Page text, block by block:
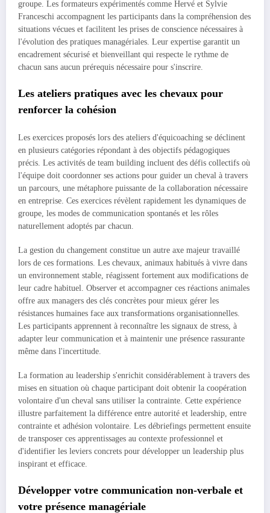
groupe. Les formateurs expérimentés comme Hervé et Sylvie
Franceschi accompagnent les participants dans la compréhension des
situations vécues et facilitent les prises de conscience nécessaires à
l'évolution des pratiques managériales. Leur expertise garantit un
encadrement sécurisé et bienveillant qui respecte le rythme de
chacun sans aucun prérequis nécessaire pour s'inscrire.
Les ateliers pratiques avec les chevaux pour
renforcer la cohésion
Les exercices proposés lors des ateliers d'équicoaching se déclinent
en plusieurs catégories répondant à des objectifs pédagogiques
précis. Les activités de team building incluent des défis collectifs où
l'équipe doit coordonner ses actions pour guider un cheval à travers
un parcours, une métaphore puissante de la collaboration nécessaire
en entreprise. Ces exercices révèlent rapidement les dynamiques de
groupe, les modes de communication spontanés et les rôles
naturellement adoptés par chacun.
La gestion du changement constitue un autre axe majeur travaillé
lors de ces formations. Les chevaux, animaux habitués à vivre dans
un environnement stable, réagissent fortement aux modifications de
leur cadre habituel. Observer et accompagner ces réactions animales
offre aux managers des clés concrètes pour mieux gérer les
résistances humaines face aux transformations organisationnelles.
Les participants apprennent à reconnaître les signaux de stress, à
adapter leur communication et à maintenir une présence rassurante
même dans l'incertitude.
La formation au leadership s'enrichit considérablement à travers des
mises en situation où chaque participant doit obtenir la coopération
volontaire d'un cheval sans utiliser la contrainte. Cette expérience
illustre parfaitement la différence entre autorité et leadership, entre
contrainte et adhésion volontaire. Les débriefings permettent ensuite
de transposer ces apprentissages au contexte professionnel et
d'identifier les leviers concrets pour développer un leadership plus
inspirant et efficace.
Développer votre communication non-verbale et
votre présence managériale